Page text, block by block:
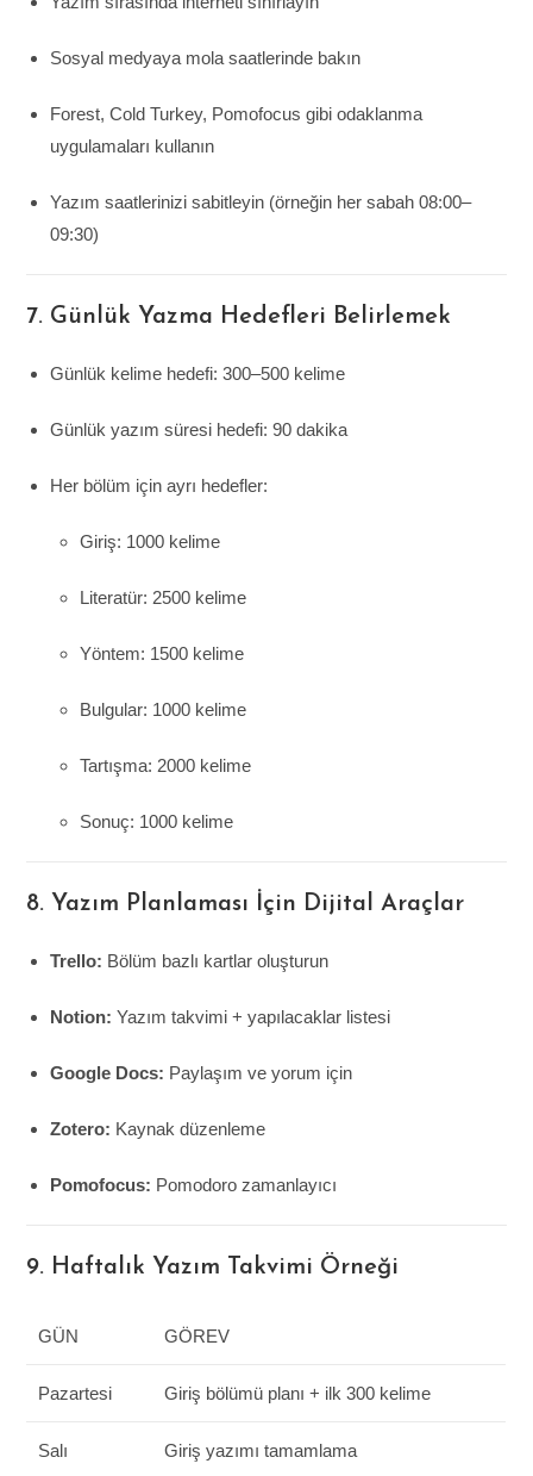
Sosyal medyaya mola saatlerinde bakın
Forest, Cold Turkey, Pomofocus gibi odaklanma
uygulamaları kullanın
Yazım saatlerinizi sabitleyin (örneğin her sabah 08:00–
09:30)
7. Günlük Yazma Hedefleri Belirlemek
Günlük kelime hedefi: 300–500 kelime
Günlük yazım süresi hedefi: 90 dakika
Her bölüm için ayrı hedefler:
Giriş: 1000 kelime
Literatür: 2500 kelime
Yöntem: 1500 kelime
Bulgular: 1000 kelime
Tartışma: 2000 kelime
Sonuç: 1000 kelime
8. Yazım Planlaması İçin Dijital Araçlar
Trello: Bölüm bazlı kartlar oluşturun
Notion: Yazım takvimi + yapılacaklar listesi
Google Docs: Paylaşım ve yorum için
Zotero: Kaynak düzenleme
Pomofocus: Pomodoro zamanlayıcı
9. Haftalık Yazım Takvimi Örneği
GÜN GÖREV
Pazartesi Giriş bölümü planı + ilk 300 kelime
Salı Giriş yazımı tamamlama